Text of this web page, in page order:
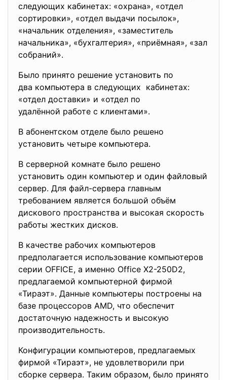
следующих кабинетах: «охрана», «отдел
сортировки», «отдел выдачи посылок»,
«начальник отделения», «заместитель
начальника», «бухгалтерия», «приёмная», «зал
собраний».
Было принято решение установить по
два компьютера в следующих кабинетах:
«отдел доставки» и «отдел по
удалённой работе с клиентами».
В абонентском отделе было решено
установить четыре компьютера.
В серверной комнате было решено
установить один компьютер и один файловый
сервер. Для файл-сервера главным
требованием является большой объём
дискового пространства и высокая скорость
работы жестких дисков.
В качестве рабочих компьютеров
предполагается использование компьютеров
серии OFFICE, а именно Office X2-250D2,
предлагаемой компьютерной фирмой
«Тираэт». Данные компьютеры построены на
базе процессоров AMD, что обеспечит
достаточную надежность и высокую
производительность.
Конфигурации компьютеров, предлагаемых
фирмой «Тираэт», не удовлетворили при
сборке сервера. Таким образом, было принято